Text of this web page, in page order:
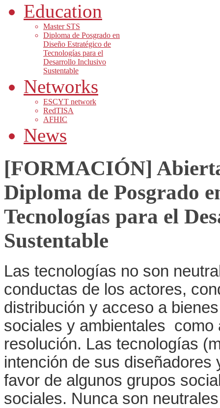
Education
Master STS
Diploma de Posgrado en
Diseño Estratégico de
Tecnologías para el
Desarrollo Inclusivo
Sustentable
Networks
ESCYT network
RedTISA
AFHIC
News
[FORMACIÓN]
Diploma de Posgrado
Tecnologías para el
Sustentable
Las tecnologías no son
conductas de los actores,
distribución y acceso a
sociales y ambientales
resolución. Las tecnologías
intención de sus diseñadores
favor de algunos grupos
sociales. Nunca son